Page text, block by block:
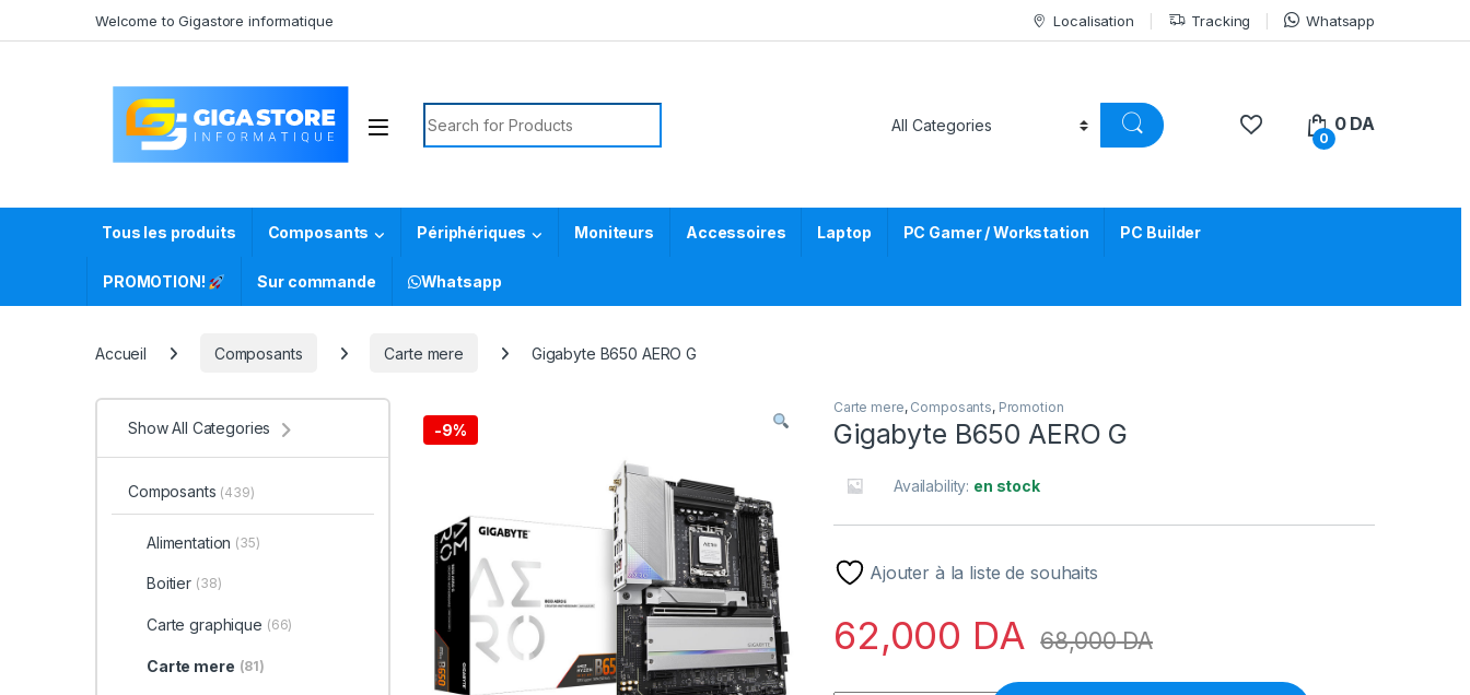
Welcome to Gigastore informatique Localisation Tracking Whatsapp
Search for:
0
0DA
Tous les produits Composants Périphériques Moniteurs Accessoires Laptop PC Gamer / Workstation PC Builder
PROMOTION! Sur commande Whatsapp
Accueil Composants Carte mere Gigabyte B650 AERO G
-9%
Carte mere, Composants, Promotion
Gigabyte B650 AERO G
Availability: en stock
Ajouter à la liste de souhaits
62,000 DA 68,000DA
Show All Categories
Composants (439)
Alimentation (35)
Boitier (38)
Carte graphique (66)
Carte mere (81)